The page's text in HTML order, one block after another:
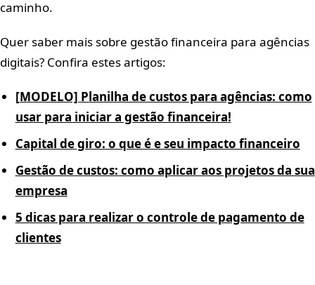
caminho.
Quer saber mais sobre gestão financeira para agências
digitais? Confira estes artigos:
[MODELO] Planilha de custos para agências: como
usar para iniciar a gestão financeira!
Capital de giro: o que é e seu impacto financeiro
Gestão de custos: como aplicar aos projetos da sua
empresa
5 dicas para realizar o controle de pagamento de
clientes